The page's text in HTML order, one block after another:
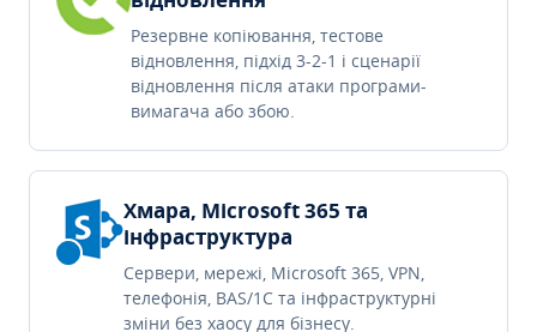
Резервне копіювання, тестове
відновлення, підхід 3-2-1 і сценарії
відновлення після атаки програми-
вимагача або збою.
Хмара, Microsoft 365 та
інфраструктура
Сервери, мережі, Microsoft 365, VPN,
телефонія, BAS/1C та інфраструктурні
зміни без хаосу для бізнесу.